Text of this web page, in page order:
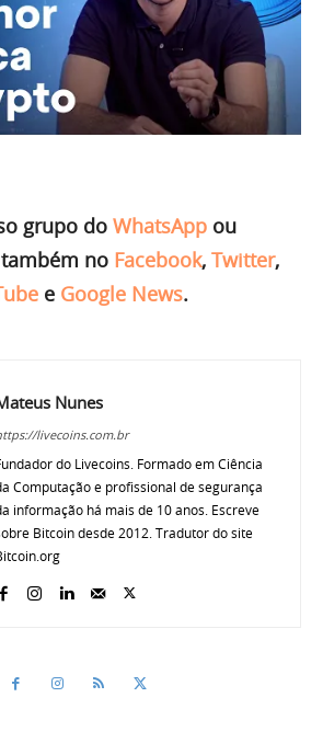
grupo do WhatsApp ou
também no Facebook, Twitter,
e Google News.
Nunes
livecoins.com.br
do Livecoins. Formado em Ciência
Computação e profissional de segurança
informação há mais de 10 anos. Escreve
Bitcoin desde 2012. Tradutor do site